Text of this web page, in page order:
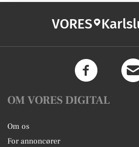
VORES
OM VORES DIGITAL
Om os
For annoncører